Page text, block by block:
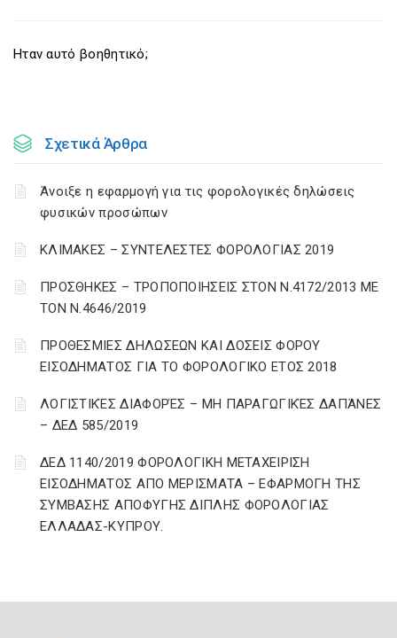
Ηταν αυτό βοηθητικό;
Σχετικά Άρθρα
Άνοιξε η εφαρμογή για τις φορολογικές δηλώσεις
φυσικών προσώπων
ΚΛΙΜΑΚΕΣ – ΣΥΝΤΕΛΕΣΤΕΣ ΦΟΡΟΛΟΓΙΑΣ 2019
ΠΡΟΣΘΗΚΕΣ – ΤΡΟΠΟΠΟΙΗΣΕΙΣ ΣΤΟΝ Ν.4172/2013 ΜΕ
ΤΟΝ Ν.4646/2019
ΠΡΟΘΕΣΜΙΕΣ ΔΗΛΩΣΕΩΝ ΚΑΙ ΔΟΣΕΙΣ ΦΟΡΟΥ
ΕΙΣΟΔΗΜΑΤΟΣ ΓΙΑ ΤΟ ΦΟΡΟΛΟΓΙΚΟ ΕΤΟΣ 2018
ΛΟΓΙΣΤΙΚΈΣ ΔΙΑΦΟΡΈΣ – ΜΗ ΠΑΡΑΓΩΓΙΚΈΣ ΔΑΠΆΝΕΣ
– ΔΕΔ 585/2019
ΔΕΔ 1140/2019 ΦΟΡΟΛΟΓΙΚΗ ΜΕΤΑΧΕΙΡΙΣΗ
ΕΙΣΟΔΗΜΑΤΟΣ ΑΠΟ ΜΕΡΙΣΜΑΤΑ – ΕΦΑΡΜΟΓΗ ΤΗΣ
ΣΥΜΒΑΣΗΣ ΑΠΟΦΥΓΗΣ ΔΙΠΛΗΣ ΦΟΡΟΛΟΓΙΑΣ
ΕΛΛΑΔΑΣ-ΚΥΠΡΟΥ.